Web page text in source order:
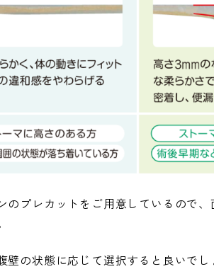
のプレカットをご用意しているので
の状態に応じて選択すると良いでし